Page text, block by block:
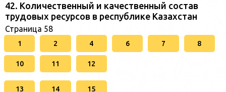
42. Количественный и качественный состав
трудовых ресурсов в республике Казахстан
Страница 58
1 2 4 6 7 8
10 11 12
13 14 15